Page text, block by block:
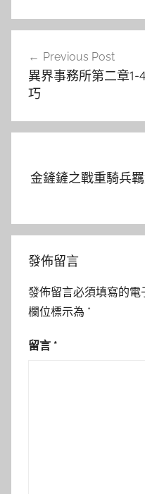
導
覽
Previous Post
異界事務所第二章1-
巧
金鏟鏟之戰重騎兵
發佈留言
發佈留言必須填寫的電
欄位標示為 *
留言 *